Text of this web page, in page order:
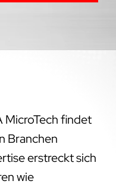
MicroTech findet
Branchen
erstreckt sich
wie